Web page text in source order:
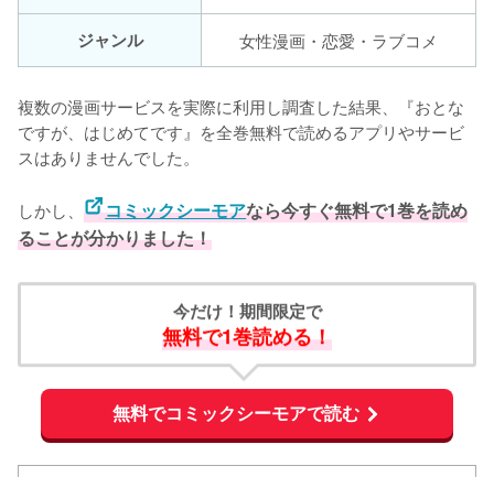
ジャンル 女性漫画・恋愛・ラブコメ
複数の漫画サービスを実際に利用し調査した結果、『おとな
ですが、はじめてです』を全巻無料で読めるアプリやサービ
スはありませんでした。
しかし、 コミックシーモアなら今すぐ無料で1巻を読め
ることが分かりました！
今だけ！期間限定で
無料で1巻読める！
無料でコミックシーモアで読む